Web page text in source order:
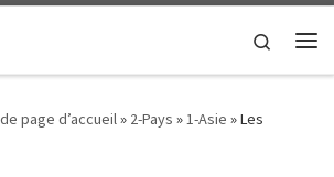
Search
page d’accueil» 2-Pays »1-Asie »Les